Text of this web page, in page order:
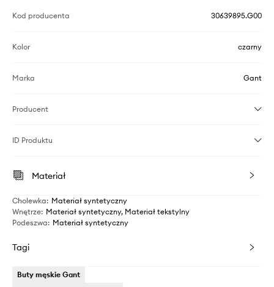
Kod producenta 30639895.G00
Kolor czarny
Marka Gant
Producent
ID Produktu
Materiał
Cholewka: Materiał syntetyczny
Wnętrze: Materiał syntetyczny, Materiał tekstylny
Podeszwa: Materiał syntetyczny
Tagi
Buty męskie Gant